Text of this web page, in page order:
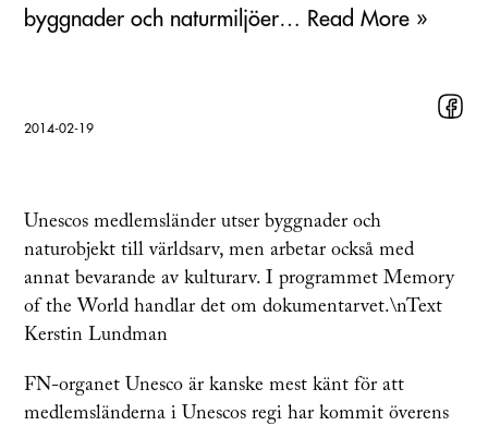
byggnader och naturmiljöer… Read More »
2014-02-19
Unescos medlemsländer utser byggnader och
naturobjekt till världsarv, men arbetar också med
annat bevarande av kulturarv. I programmet Memory
of the World handlar det om dokumentarvet.\nText
Kerstin Lundman
FN-organet Unesco är kanske mest känt för att
medlemsländerna i Unescos regi har kommit överens